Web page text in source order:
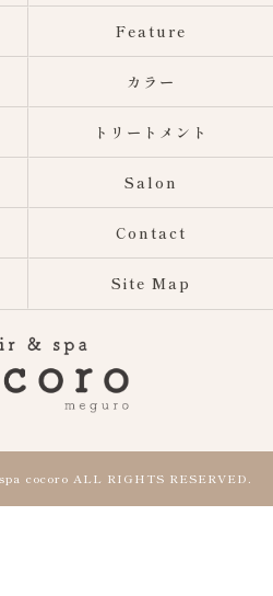
Feature
カラー
トリートメント
Salon
Contact
Site Map
cocoro ALL RIGHTS RESERVED.